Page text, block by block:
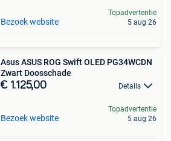
Bezoek website
Topadvertentie
5 aug 26
Asus ASUS ROG Swift OLED PG34WCDN
Zwart Doosschade
€ 1.125,00 Details
Bezoek website
Topadvertentie
5 aug 26